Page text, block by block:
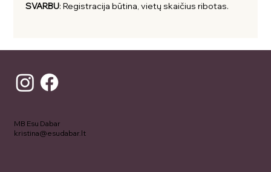
SVARBU: Registracija būtina, vietų skaičius ribotas.
MB Esu Dabar
kristina@esudabar.lt